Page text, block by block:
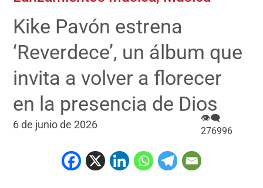
Kike Pavón estrena
‘Reverdece’, un álbum que
invita a volver a florecer
en la presencia de Dios
6 de junio de 2026
👁‍🗨
276996